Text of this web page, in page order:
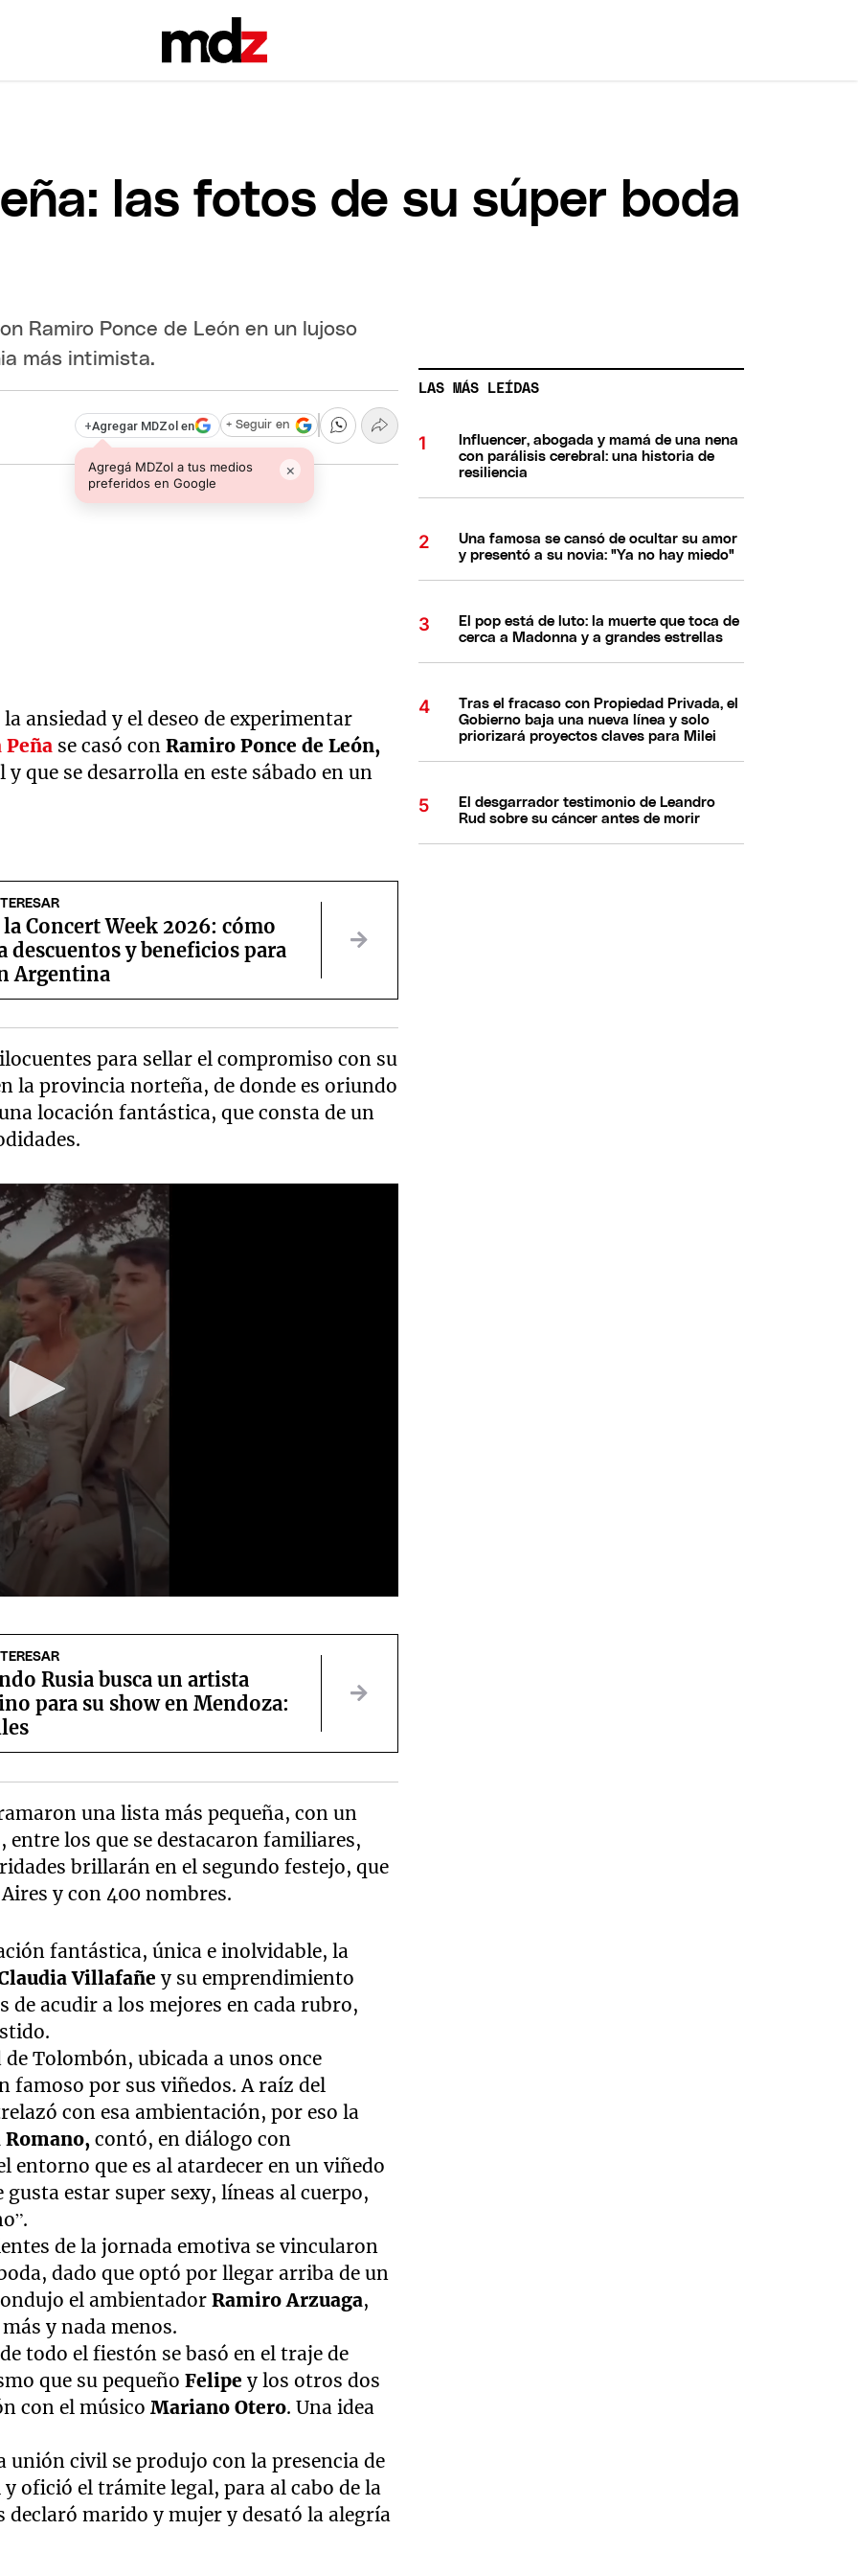
las fotos de su súper boda
Ramiro Ponce de León en un lujoso
más intimista.
+Agregar MDZol en
Agregá MDZol a tus medios
preferidos en Google
×
+ Seguir en
ansiedad y el deseo de experimentar
se casó conRamiro Ponce de León,
que se desarrolla en este sábado en un
la Concert Week 2026: cómo
descuentos y beneficios para
Argentina
para sellar el compromiso con su
la provincia norteña, de donde es oriundo
locación fantástica, que consta de un
Rusia busca un artista
para su show en Mendoza:
una lista más pequeña, con un
los que se destacaron familiares,
brillarán en el segundo festejo, que
y con 400 nombres.
fantástica, única e inolvidable, la
Villafañe y su emprendimiento
de acudir a los mejores en cada rubro,
Tolombón, ubicada a unos once
famoso por sus viñedos. A raíz del
con esa ambientación, por eso la
contó, en diálogo con
entorno que es al atardecer en un viñedo
estar super sexy, líneas al cuerpo,
de la jornada emotiva se vincularon
dado que optó por llegar arriba de un
el ambientadorRamiro Arzuaga,
y nada menos.
todo el fiestón se basó en el traje de
que su pequeñoFelipe y los otros dos
con el músicoMariano Otero. Una idea
unión civil se produjo con la presencia de
ofició el trámite legal, para al cabo de la
marido y mujer y desató la alegría
LAS MÁS LEÍDAS
Influencer, abogada y mamá de una nena
con parálisis cerebral: una historia de
resiliencia
Una famosa se cansó de ocultar su amor
y presentó a su novia: "Ya no hay miedo"
El pop está de luto: la muerte que toca de
cerca a Madonna y a grandes estrellas
Tras el fracaso con Propiedad Privada, el
Gobierno baja una nueva línea y solo
priorizará proyectos claves para Milei
El desgarrador testimonio de Leandro
Rud sobre su cáncer antes de morir